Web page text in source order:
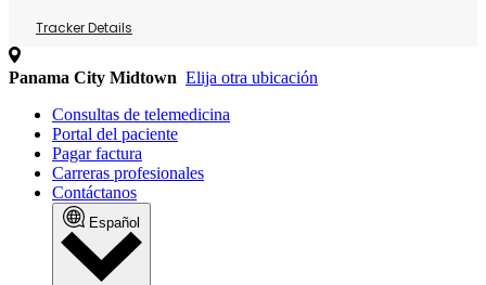
Tracker Details
Panama City Midtown Elija otra ubicación
Consultas de telemedicina
Portal del paciente
Pagar factura
Carreras profesionales
Contáctanos
Español